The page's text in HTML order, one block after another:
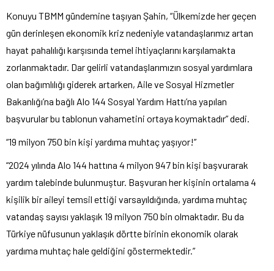
Konuyu TBMM gündemine taşıyan Şahin, “Ülkemizde her geçen
gün derinleşen ekonomik kriz nedeniyle vatandaşlarımız artan
hayat pahalılığı karşısında temel ihtiyaçlarını karşılamakta
zorlanmaktadır. Dar gelirli vatandaşlarımızın sosyal yardımlara
olan bağımlılığı giderek artarken, Aile ve Sosyal Hizmetler
Bakanlığı’na bağlı Alo 144 Sosyal Yardım Hattı’na yapılan
başvurular bu tablonun vahametini ortaya koymaktadır” dedi.
“19 milyon 750 bin kişi yardıma muhtaç yaşıyor!”
“2024 yılında Alo 144 hattına 4 milyon 947 bin kişi başvurarak
yardım talebinde bulunmuştur. Başvuran her kişinin ortalama 4
kişilik bir aileyi temsil ettiği varsayıldığında, yardıma muhtaç
vatandaş sayısı yaklaşık 19 milyon 750 bin olmaktadır. Bu da
Türkiye nüfusunun yaklaşık dörtte birinin ekonomik olarak
yardıma muhtaç hale geldiğini göstermektedir.”